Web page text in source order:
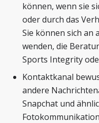
können, wenn sie
oder durch das
Sie können sich an
wenden, die
Sports Integrity
Kontaktkanal
andere
Snapchat und